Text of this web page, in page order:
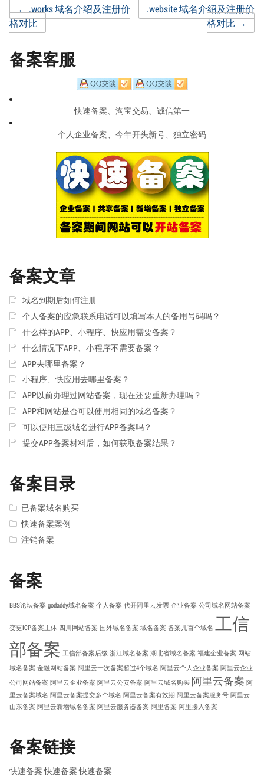
Post
navigation
← .works 域名介绍及注册价
格对比
.website 域名介绍及注册价
格对比→
备案客服
快速备案、淘宝交易、诚信第一
个人企业备案、今年开头新号、独立密码
备案文章
域名到期后如何注册
个人备案的应急联系电话可以填写本人的备用号码吗？
什么样的APP、小程序、快应用需要备案？
什么情况下APP、小程序不需要备案？
APP去哪里备案？
小程序、快应用去哪里备案？
APP以前办理过网站备案，现在还要重新办理吗？
APP和网站是否可以使用相同的域名备案？
可以使用三级域名进行APP备案吗？
提交APP备案材料后，如何获取备案结果？
备案目录
已备案域名购买
快速备案案例
注销备案
备案
BBS论坛备案 godaddy域名备案 个人备案 代开阿里云发票 企业备案 公司域名网站备案
变更ICP备案主体 四川网站备案 国外域名备案 域名备案 备案几百个域名 工信
部备案 工信部备案后缀 浙江域名备案 湖北省域名备案 福建企业备案 网站
域名备案 金融网站备案 阿里云一次备案超过4个域名 阿里云个人企业备案 阿里云企业
公司网站备案 阿里云企业备案 阿里云公安备案 阿里云域名购买 阿里云备案 阿
里云备案域名 阿里云备案提交多个域名 阿里云备案有效期 阿里云备案服务号 阿里云
山东备案 阿里云新增域名备案 阿里云服务器备案 阿里备案 阿里接入备案
备案链接
快速备案 快速备案 快速备案